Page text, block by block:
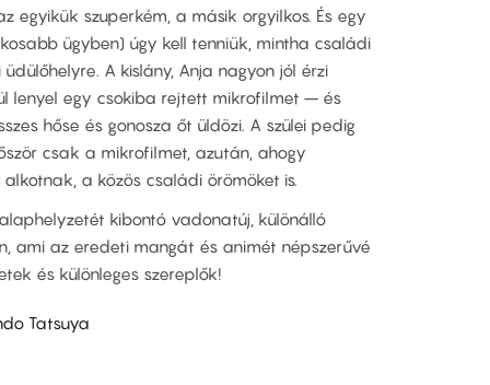
egyikük szuperkém, a másik orgyilkos. És egy
ügyben) úgy kell tenniük, mintha családi
A kislány, Anja nagyon jól érzi
lenyel egy csokiba rejtett mikrofilmet – és
hőse és gonosza őt üldözi. A szülei pedig
csak a mikrofilmet, azután, ahogy
a közös családi örömöket is.
kibontó vadonatúj, különálló
ami az eredeti mangát és animét népszerűvé
és különleges szereplők!
Tatsuya